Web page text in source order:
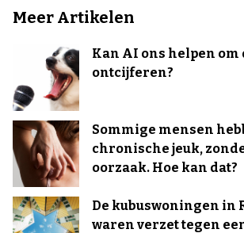
Meer Artikelen
Kan AI ons helpen
ontcijferen?
Sommige mensen
chronische jeuk,
oorzaak. Hoe kan dat?
De kubuswoningen in
waren verzet tegen